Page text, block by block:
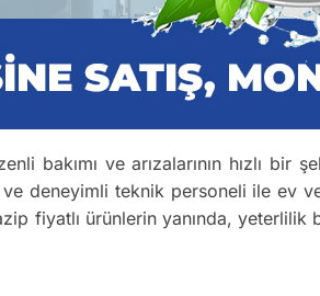
bakımı ve arızalarının hızlı
ve deneyimli teknik personeli ile
fiyatlı ürünlerin yanında,